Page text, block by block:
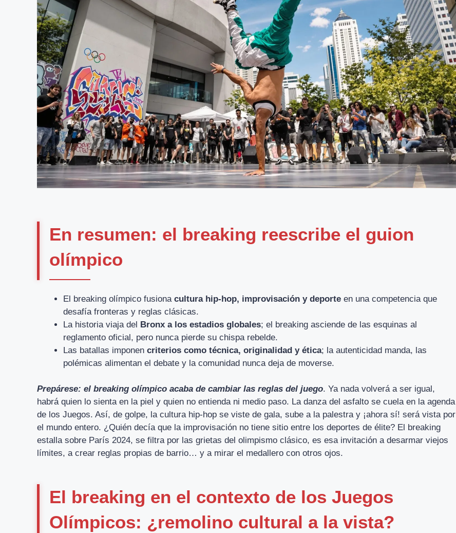
En resumen: el breaking reescribe el guion
olímpico
El breaking olímpico fusiona cultura hip-hop, improvisación y deporte en una competencia que
desafía fronteras y reglas clásicas.
La historia viaja del Bronx a los estadios globales; el breaking asciende de las esquinas al
reglamento oficial, pero nunca pierde su chispa rebelde.
Las batallas imponen criterios como técnica, originalidad y ética; la autenticidad manda, las
polémicas alimentan el debate y la comunidad nunca deja de moverse.
Prepárese: el breaking olímpico acaba de cambiar las reglas del juego. Ya nada volverá a ser igual,
habrá quien lo sienta en la piel y quien no entienda ni medio paso. La danza del asfalto se cuela en la agenda
de los Juegos. Así, de golpe, la cultura hip-hop se viste de gala, sube a la palestra y ¡ahora sí! será vista por
el mundo entero. ¿Quién decía que la improvisación no tiene sitio entre los deportes de élite? El breaking
estalla sobre París 2024, se filtra por las grietas del olimpismo clásico, es esa invitación a desarmar viejos
límites, a crear reglas propias de barrio… y a mirar el medallero con otros ojos.
El breaking en el contexto de los Juegos
Olímpicos: ¿remolino cultural a la vista?